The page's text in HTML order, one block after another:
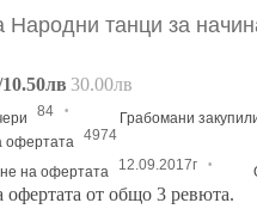
Народни танци за
30.00лв
84 · Грабомани
офертата 4974
на офертата 12.09.2017г ·
офертата от общо 3 ревюта.